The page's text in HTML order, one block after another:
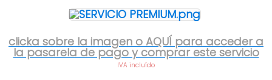
clicka sobre la imagen o AQUÍ para acceder a
la pasarela de pago y comprar este servicio
IVA incluído